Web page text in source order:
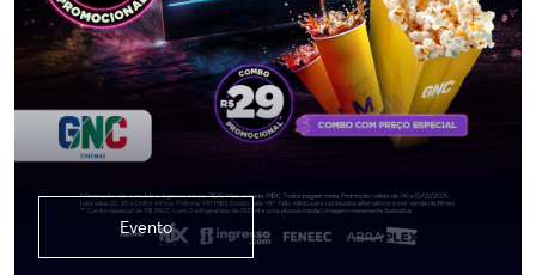
Evento